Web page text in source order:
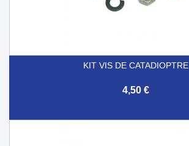
KIT VIS DE CATADIOPTRE
4,50 €